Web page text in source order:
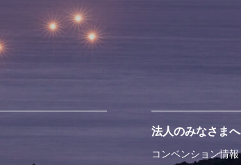
法人のみなさまへ
コンベンション情報